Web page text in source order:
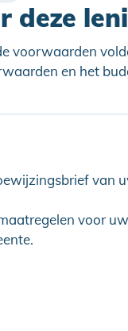
deze
voorwaarden
en het
van
voor